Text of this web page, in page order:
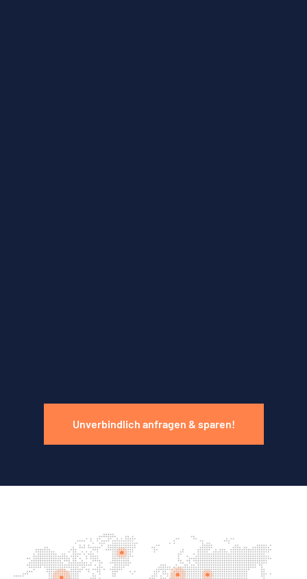
Unverbindlich anfragen & sparen!